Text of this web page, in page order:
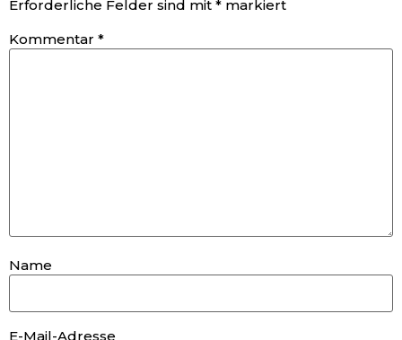
Erforderliche Felder sind mit * markiert
Kommentar *
Name
E-Mail-Adresse